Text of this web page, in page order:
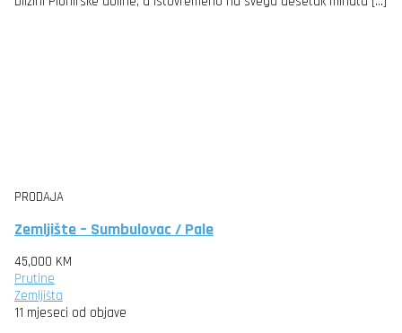
PRODAJA
Zemljište – Sumbulovac / Pale
45,000 KM
Prutine
Zemljišta
11 mjeseci od objave